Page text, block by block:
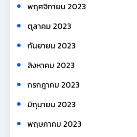
พฤศจิกายน 2023
ตุลาคม 2023
กันยายน 2023
สิงหาคม 2023
กรกฎาคม 2023
มิถุนายน 2023
พฤษภาคม 2023